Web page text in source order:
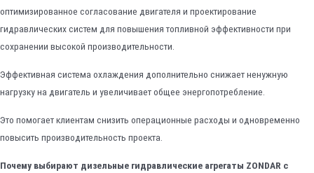
оптимизированное согласование двигателя и проектирование
гидравлических систем для повышения топливной эффективности при
сохранении высокой производительности.
Эффективная система охлаждения дополнительно снижает ненужную
нагрузку на двигатель и увеличивает общее энергопотребление.
Это помогает клиентам снизить операционные расходы и одновременно
повысить производительность проекта.
Почему выбирают дизельные гидравлические агрегаты ZONDAR с